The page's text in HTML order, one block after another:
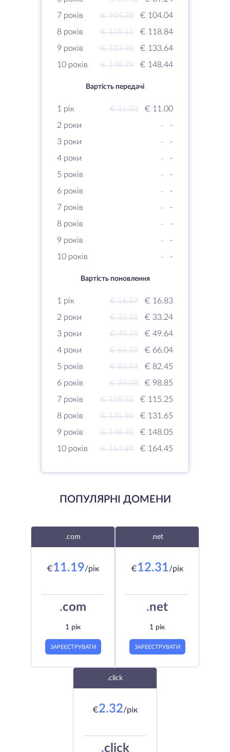
7 років
€ 104.28
€ 104.04
8 років
€ 119.11
€ 118.84
9 років
€ 133.96
€ 133.64
10 років
€ 148.79 € 148.44
Вартість передачі
1 рік € 11.03
€ 11.00
2 роки
-
-
3 роки
-
-
4 роки
-
-
5 років
-
-
6 років
-
-
7 років
-
-
8 років
-
-
9 років
-
-
10 років
- -
Вартість поновлення
1 рік € 16.87
€ 16.83
2 роки
€ 33.31
€ 33.24
3 роки
€ 49.75
€ 49.64
4 роки
€ 66.19
€ 66.04
5 років
€ 82.64
€ 82.45
6 років
€ 99.08
€ 98.85
7 років
€ 115.52
€ 115.25
8 років
€ 131.96
€ 131.65
9 років
€ 148.40
€ 148.05
10 років
€ 164.84 € 164.45
ПОПУЛЯРНІ ДОМЕНИ
.com
€11.19/рік
.com
1 рік
ЗАРЕЄСТРУВАТИ
.net
€12.31/рік
.net
1 рік
ЗАРЕЄСТРУВАТИ
.click
€2.32/рік
.click